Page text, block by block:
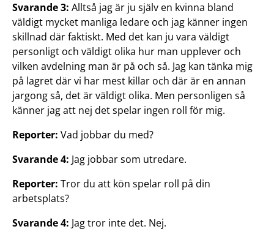
Svarande 3: Alltså jag är ju själv en kvinna bland
väldigt mycket manliga ledare och jag känner ingen
skillnad där faktiskt. Med det kan ju vara väldigt
personligt och väldigt olika hur man upplever och
vilken avdelning man är på och så. Jag kan tänka mig
på lagret där vi har mest killar och där är en annan
jargong så, det är väldigt olika. Men personligen så
känner jag att nej det spelar ingen roll för mig.
Reporter: Vad jobbar du med?
Svarande 4: Jag jobbar som utredare.
Reporter: Tror du att kön spelar roll på din
arbetsplats?
Svarande 4: Jag tror inte det. Nej.